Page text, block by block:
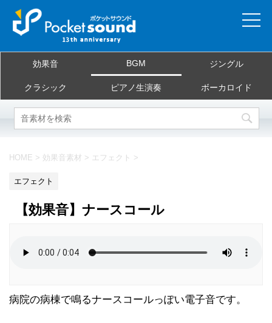
当サイトについて
ご利用規約
お問合せ
効果音 BGM ジングル
クラシック ピアノ生演奏 ボーカロイド
HOME > 効果音素材 > エフェクト >
エフェクト
【効果音】ナースコール
病院の病棟で鳴るナースコールっぽい電子音です。